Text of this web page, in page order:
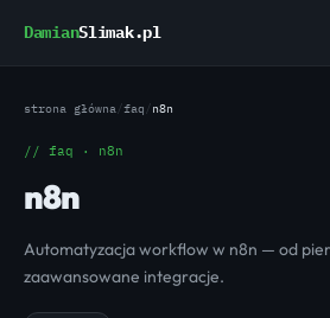
DamianSlimak.pl
strona główna/faq /n8n
// faq · n8n
n8n
Automatyzacja workflow w n8n — od
zaawansowane integracje.